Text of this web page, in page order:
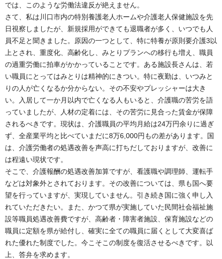
では、このような労働法違反が絶えません。
さて、私は川口市内の特別養護老人ホームや介護老人保健施設を先
日視察しましたが、新規採用ができても退職者が多く、いつでも人
員不足と聞きました。原因の一つとして、特に特養が原則要介護3以
上とされ、重度化、高齢化し、みとりプランへの移行も増え、職員
の過重労働に拍車がかかっていることです。ある施設長さんは、若
い職員にとってはみとりは精神的にきつい。特に夜勤は、いつみと
りの人が亡くなるか分からない。その不安やプレッシャーは大き
い。入居して一か月以内で亡くなる人もいると、介護職の苦労を語
っていましたが、人材の定着には、その苦労に見合った賃金が保障
されるべきです。現状は、介護職員の平均月給は24万円余りに過ぎ
ず、全産業平均と比べていまだに8万6,000円もの差があります。国
は、介護労働者の処遇改善を声高に打ちだしておりますが、改善に
は程遠い現状です。
そこで、介護報酬の処遇改善加算ですが、看護職や調理師、運転手
などは対象外とされております。その改善については、県も国へ要
望を行っていますが、実現していません。引き続き国に強く申し入
れていただきたい。また、かつて県が実施していた民間社会福祉施
設等職員処遇改善費ですが、高齢者・障害者施設、保育施設などの
職員に定額を県が給付し、確実に全ての職員に届くとして大変喜ば
れた優れた制度でした。今こそこの制度を復活させるべきです。以
上、答弁を求めます。